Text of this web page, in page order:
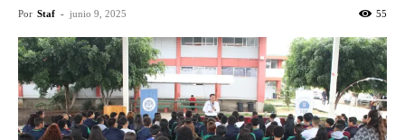
Por Staf - junio 9, 2025 55